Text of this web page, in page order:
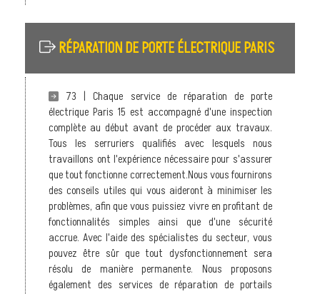
RÉPARATION DE PORTE ÉLECTRIQUE PARIS
73 | Chaque service de réparation de porte
électrique Paris 15 est accompagné d'une inspection
complète au début avant de procéder aux travaux.
Tous les serruriers qualifiés avec lesquels nous
travaillons ont l'expérience nécessaire pour s'assurer
que tout fonctionne correctement.Nous vous fournirons
des conseils utiles qui vous aideront à minimiser les
problèmes, afin que vous puissiez vivre en profitant de
fonctionnalités simples ainsi que d'une sécurité
accrue. Avec l'aide des spécialistes du secteur, vous
pouvez être sûr que tout dysfonctionnement sera
résolu de manière permanente. Nous proposons
également des services de réparation de portails